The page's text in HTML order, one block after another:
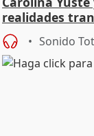
realidades
Sonido